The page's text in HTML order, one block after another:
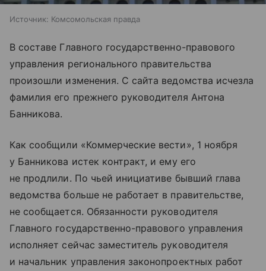
Источник: Комсомольская правда
В составе Главного государственно-правового
управления регионального правительства
произошли изменения. С сайта ведомства исчезла
фамилия его прежнего руководителя Антона
Банникова.
Как сообщили «Коммерческие вести», 1 ноября
у Банникова истек контракт, и ему его
не продлили. По чьей инициативе бывший глава
ведомства больше не работает в правительстве,
не сообщается. Обязанности руководителя
Главного государственно-правового управления
исполняет сейчас заместитель руководителя
и начальник управления законопроектных работ